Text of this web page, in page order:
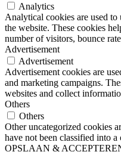
Analytics
Analytical cookies are used
the website. These cookies
number of visitors, bounce
Advertisement
Advertisement
Advertisement cookies are
and marketing campaigns.
websites and collect
Others
Others
Other uncategorized cookies
have not been classified into a
OPSLAAN &